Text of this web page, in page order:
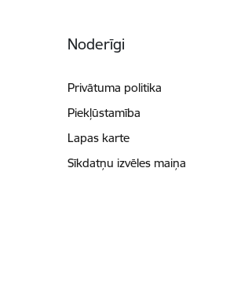
Noderīgi
Privātuma politika
Piekļūstamība
Lapas karte
Sīkdatņu izvēles maiņa